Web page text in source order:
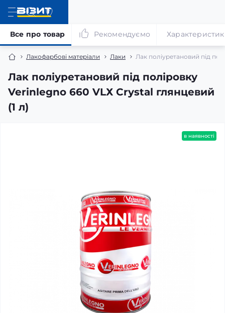
Лакофарбові матеріали Лаки Лак поліуретановий під
Лак поліуретановий під поліровку
Verinlegno 660 VLХ Crystal глянцевий
(1 л)
Все про товар Рекомендуємо
в наявності